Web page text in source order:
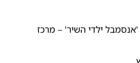
ילדי השיר' – מרכז